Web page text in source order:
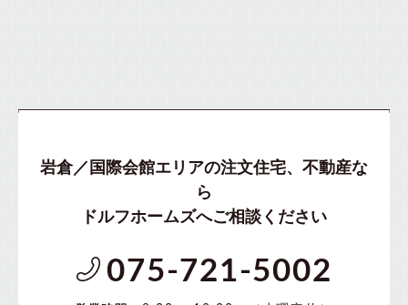
岩倉／国際会館エリアの注文住宅、不動産な
ら
ドルフホームズへご相談ください
075-721-5002